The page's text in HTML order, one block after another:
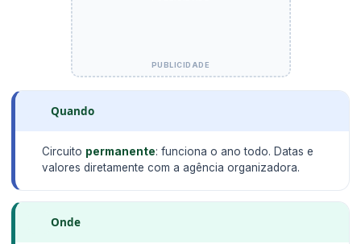
Quando
Circuito permanente: funciona o ano todo. Datas e
valores diretamente com a agência organizadora.
Onde